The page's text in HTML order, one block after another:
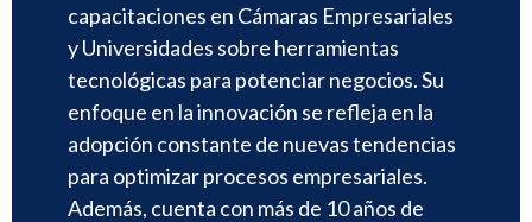
capacitaciones en Cámaras Empresariales
y Universidades sobre herramientas
tecnológicas para potenciar negocios. Su
enfoque en la innovación se refleja en la
adopción constante de nuevas tendencias
para optimizar procesos empresariales.
Además, cuenta con más de 10 años de